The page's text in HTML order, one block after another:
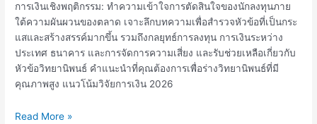
การเงินเชิงพฤติกรรม: ทำความเข้าใจการตัดสินใจของนักลงทุนภาย
ใต้ความผันผวนของตลาด เจาะลึกบทความเพื่อสำรวจหัวข้อที่เป็นกระ
แสและสร้างสรรค์มากขึ้น รวมถึงกลยุทธ์การลงทุน การเงินระหว่าง
ประเทศ ธนาคาร และการจัดการความเสี่ยง และรับช่วยเหลือเกี่ยวกับ
หัวข้อวิทยานิพนธ์ คำแนะนำที่คุณต้องการเพื่อร่างวิทยานิพนธ์ที่มี
คุณภาพสูง แนวโน้มวิจัยการเงิน 2026
Read More »